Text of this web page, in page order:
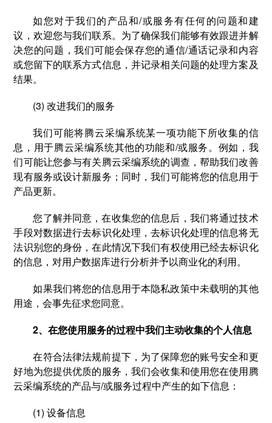
如您对于我们的产品和/或服务有任何的问题和建
议，欢迎您与我们联系。为了确保我们能够有效跟进并解
决您的问题，我们可能会保存您的通信/通话记录和内容
或您留下的联系方式信息，并记录相关问题的处理方案及
结果。
(3) 改进我们的服务
我们可能将腾云采编系统某一项功能下所收集的信
息，用于腾云采编系统其他的功能和/或服务。例如，我
们可能让您参与有关腾云采编系统的调查，帮助我们改善
现有服务或设计新服务；同时，我们可能将您的信息用于
产品更新。
您了解并同意，在收集您的信息后，我们将通过技术
手段对数据进行去标识化处理，去标识化处理的信息将无
法识别您的身份，在此情况下我们有权使用已经去标识化
的信息，对用户数据库进行分析并予以商业化的利用。
如果我们将您的信息用于本隐私政策中未载明的其他
用途，会事先征求您同意。
2、在您使用服务的过程中我们主动收集的个人信息
在符合法律法规前提下，为了保障您的账号安全和更
好地为您提供优质的服务，我们会收集和使用您在使用腾
云采编系统的产品与/或服务过程中产生的如下信息：
(1) 设备信息